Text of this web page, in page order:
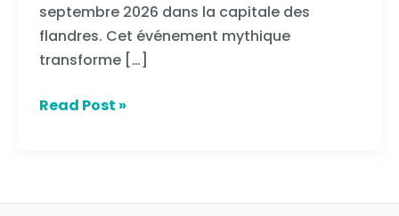
septembre 2026 dans la capitale des
flandres. Cet événement mythique
transforme […]
Read Post »